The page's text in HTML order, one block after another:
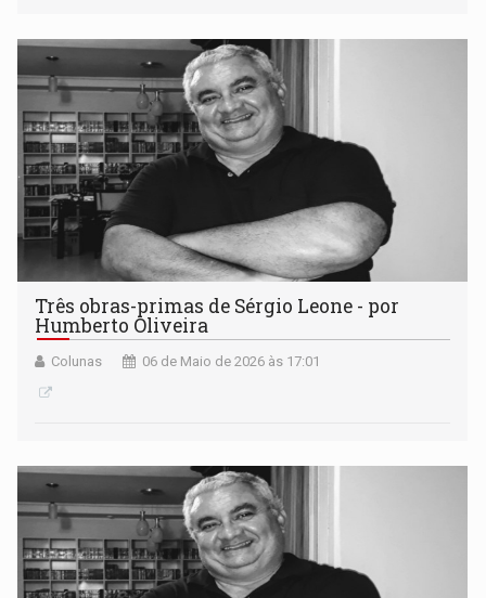
Três obras-primas de Sérgio Leone - por
Humberto Oliveira
Colunas 06 de Maio de 2026 às 17:01